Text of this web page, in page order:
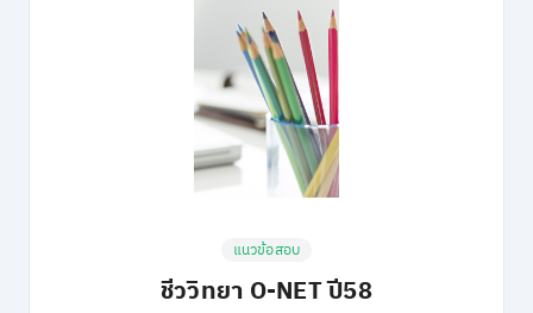
แนวข้อสอบ
ชีววิทยา O-NET ปี58